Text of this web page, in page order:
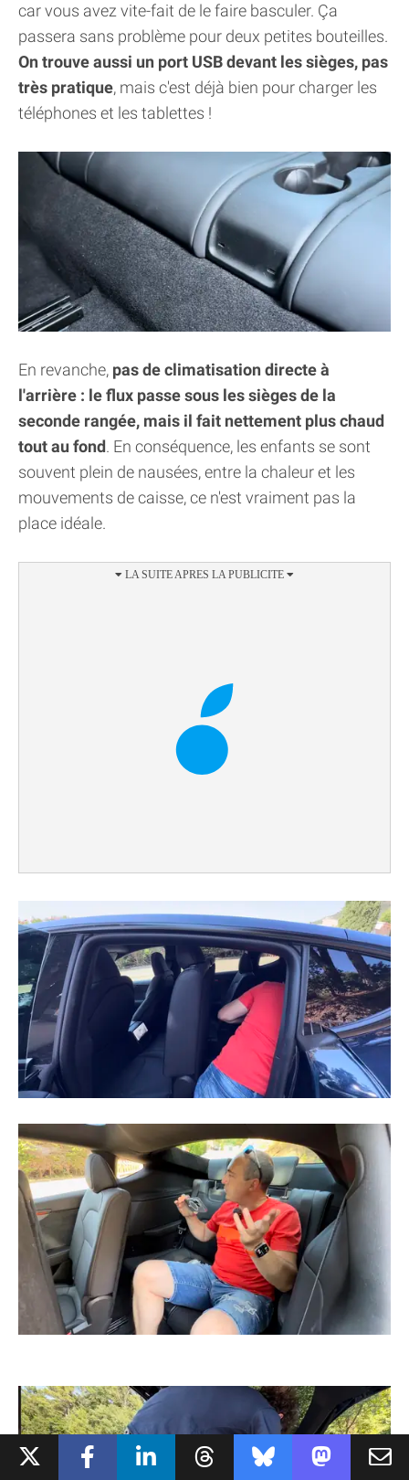
car vous avez vite-fait de le faire basculer. Ça
passera sans problème pour deux petites bouteilles.
On trouve aussi un port USB devant les sièges, pas
très pratique, mais c'est déjà bien pour charger les
téléphones et les tablettes !
En revanche, pas de climatisation directe à
l'arrière : le flux passe sous les sièges de la
seconde rangée, mais il fait nettement plus chaud
tout au fond. En conséquence, les enfants se sont
souvent plein de nausées, entre la chaleur et les
mouvements de caisse, ce n'est vraiment pas la
place idéale.